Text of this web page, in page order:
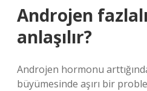
Androjen
anlaşılır?
Androjen hormonu
büyümesinde aşırı bir